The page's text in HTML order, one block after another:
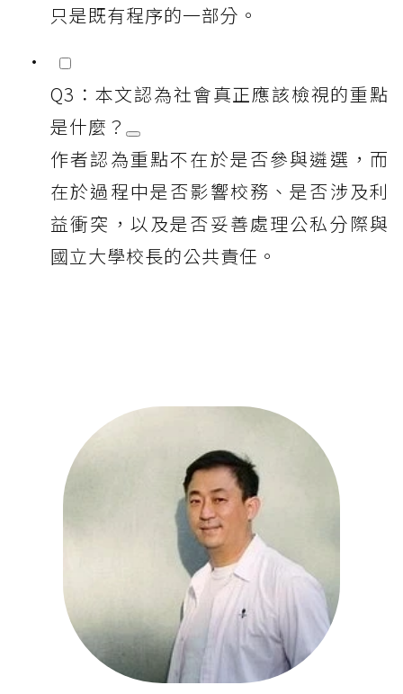
只是既有程序的一部分。
Q3：本文認為社會真正應該檢視的重點
是什麼？
作者認為重點不在於是否參與遴選，而
在於過程中是否影響校務、是否涉及利
益衝突，以及是否妥善處理公私分際與
國立大學校長的公共責任。